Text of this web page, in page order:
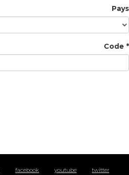
Pays
Code *
facebook youtube twitter